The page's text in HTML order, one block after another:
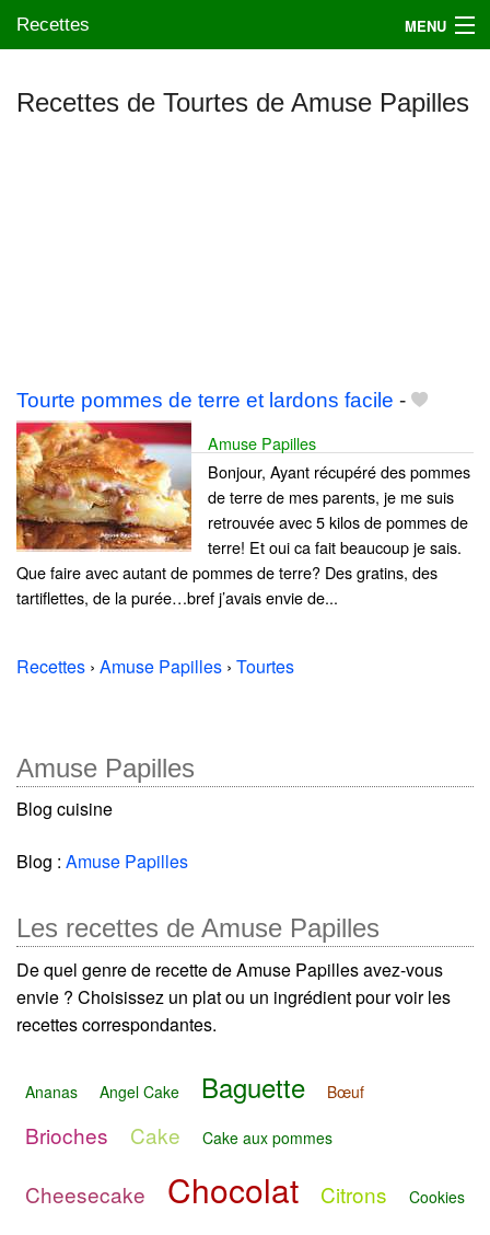
Recettes MENU
Recettes de Tourtes de Amuse Papilles
Tourte pommes de terre et lardons facile -
Amuse Papilles
Bonjour, Ayant récupéré des pommes
de terre de mes parents, je me suis
retrouvée avec 5 kilos de pommes de
terre! Et oui ca fait beaucoup je sais.
Que faire avec autant de pommes de terre? Des gratins, des
tartiflettes, de la purée…bref j’avais envie de...
Recettes › Amuse Papilles › Tourtes
Amuse Papilles
Blog cuisine
Blog : Amuse Papilles
Les recettes de Amuse Papilles
De quel genre de recette de Amuse Papilles avez-vous
envie ? Choisissez un plat ou un ingrédient pour voir les
recettes correspondantes.
Ananas Angel Cake Baguette Bœuf
Brioches Cake Cake aux pommes
Cheesecake Chocolat Citrons Cookies